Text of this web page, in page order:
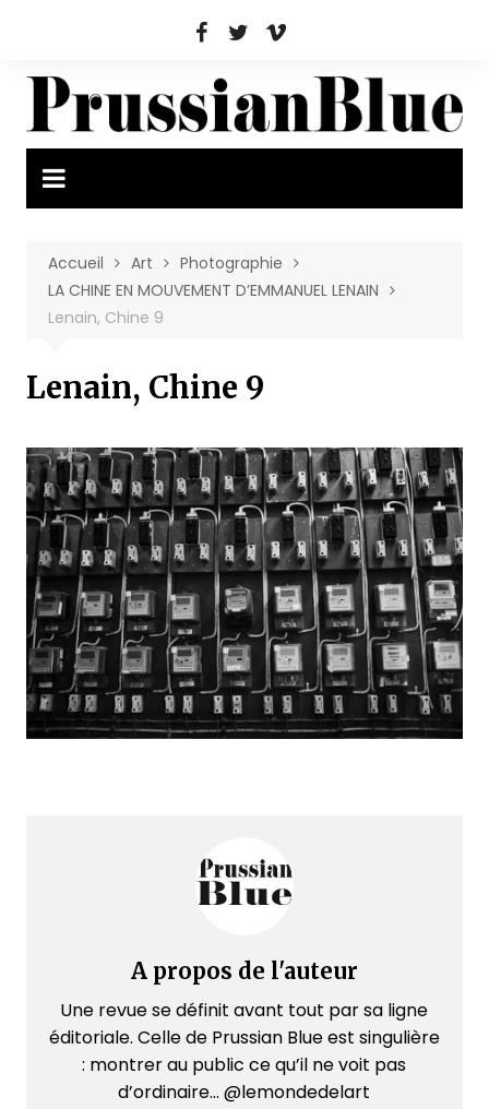
Accueil Art
Photographie
LA CHINE EN MOUVEMENT D’EMMANUEL LENAIN
Lenain, Chine 9
Lenain, Chine 9
A propos de l'auteur
Une revue se définit avant tout par sa ligne
éditoriale. Celle de Prussian Blue est singulière
: montrer au public ce qu’il ne voit pas
d’ordinaire... @lemondedelart